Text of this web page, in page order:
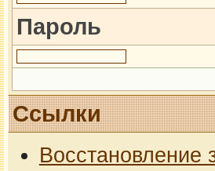
Пароль
Ссылки
Восстановление